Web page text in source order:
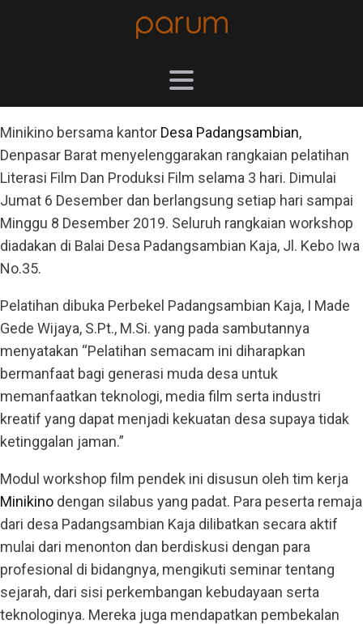
Minikino bersama kantor Desa Padangsambian,
Denpasar Barat menyelenggarakan rangkaian pelatihan
Literasi Film Dan Produksi Film selama 3 hari. Dimulai
Jumat 6 Desember dan berlangsung setiap hari sampai
Minggu 8 Desember 2019. Seluruh rangkaian workshop
diadakan di Balai Desa Padangsambian Kaja, Jl. Kebo Iwa
No.35.
Pelatihan dibuka Perbekel Padangsambian Kaja, I Made
Gede Wijaya, S.Pt., M.Si. yang pada sambutannya
menyatakan “Pelatihan semacam ini diharapkan
bermanfaat bagi generasi muda desa untuk
memanfaatkan teknologi, media film serta industri
kreatif yang dapat menjadi kekuatan desa supaya tidak
ketinggalan jaman.”
Modul workshop film pendek ini disusun oleh tim kerja
Minikino dengan silabus yang padat. Para peserta remaja
dari desa Padangsambian Kaja dilibatkan secara aktif
mulai dari menonton dan berdiskusi dengan para
profesional di bidangnya, mengikuti seminar tentang
sejarah, dari sisi perkembangan kebudayaan serta
teknologinya. Mereka juga mendapatkan pembekalan